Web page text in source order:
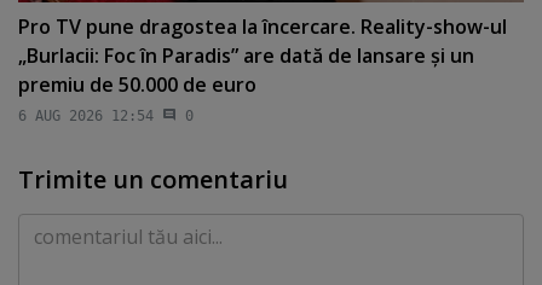
Pro TV pune dragostea la încercare. Reality-show-ul
„Burlacii: Foc în Paradis” are dată de lansare şi un
premiu de 50.000 de euro
6 AUG 2026 12:54 0
Trimite un comentariu
Comentariu